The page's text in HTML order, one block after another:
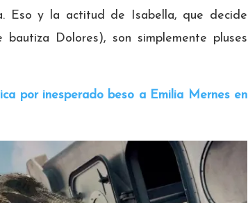
Eso y la actitud de Isabella, que decide
Dolores), son simplemente pluses
por inesperado beso a Emilia Mernes en